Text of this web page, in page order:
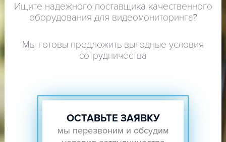
Ищите надежного поставщика качественного
оборудования для видеомониторинга?
Мы готовы предложить выгодные условия
сотрудничества
ОСТАВЬТЕ ЗАЯВКУ
мы перезвоним и обсудим